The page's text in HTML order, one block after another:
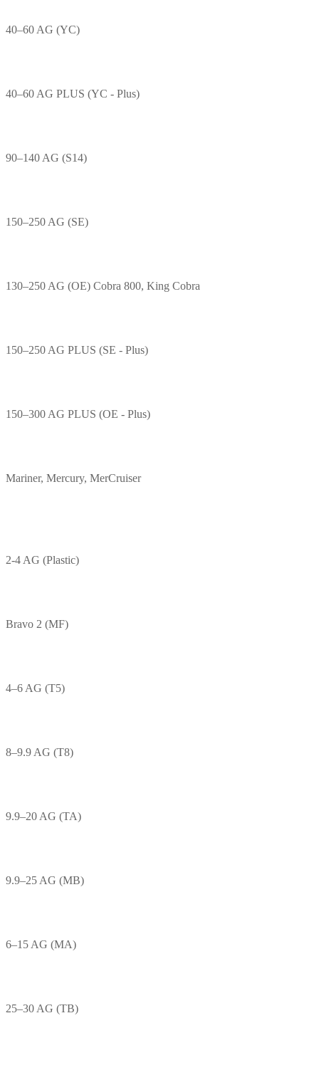
40–60 AG (YC)
40–60 AG PLUS (YC - Plus)
90–140 AG (S14)
150–250 AG (SE)
130–250 AG (OE) Cobra 800, King Cobra
150–250 AG PLUS (SE - Plus)
150–300 AG PLUS (OE - Plus)
Mariner, Mercury, MerCruiser
2-4 AG (Plastic)
Bravo 2 (MF)
4–6 AG (T5)
8–9.9 AG (T8)
9.9–20 AG (TA)
9.9–25 AG (MB)
6–15 AG (MA)
25–30 AG (TB)